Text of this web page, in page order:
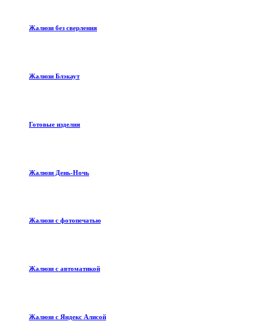
Жалюзи без сверления
Жалюзи Блэкаут
Готовые изделия
Жалюзи День-Ночь
Жалюзи с фотопечатью
Жалюзи с автоматикой
Жалюзи с Яндекс Алисой